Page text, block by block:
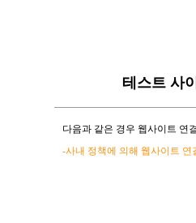
테스트 사
다음과 같은 경우 웹사이트 연
-사내 정책에 의해 웹사이트